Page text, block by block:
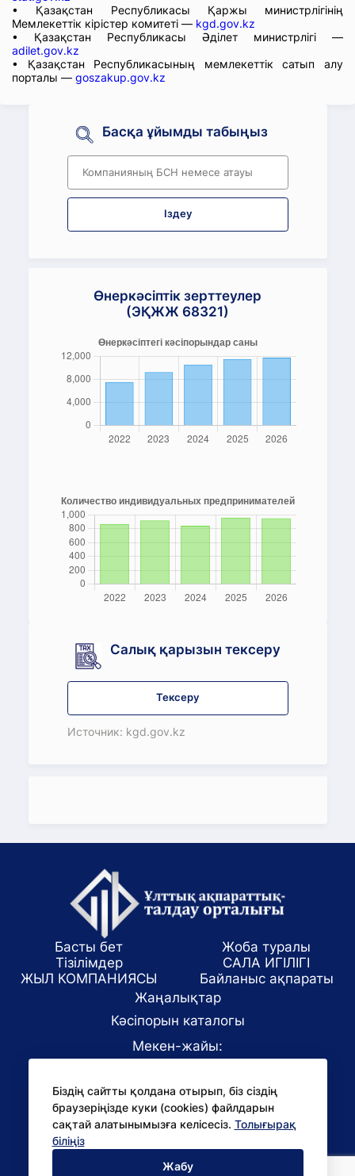
• Қазақстан Республикасы Қаржы министрлігінің
Мемлекеттік кірістер комитеті — kgd.gov.kz
• Қазақстан Республикасы Әділет министрлігі —
adilet.gov.kz
• Қазақстан Республикасының мемлекеттік сатып алу
порталы — goszakup.gov.kz
Басқа ұйымды табыңыз
Іздеу
Өнеркәсіптік зерттеулер
(ЭҚЖЖ 68321)
Салық қарызын тексеру
Тексеру
Источник: kgd.gov.kz
Біздің сайтты қолдана отырып, біз сіздің
браузеріңізде куки (cookies) файлдарын
сақтай алатынымызға келісесіз. Толығырақ
біліңіз
Жабу
Басты бет
Жоба туралы
Тізілімдер
САЛА ИГІЛІГІ
ЖЫЛ КОМПАНИЯСЫ
Байланыс ақпараты
Жаңалықтар
Кәсіпорын каталогы
Мекен-жайы:
E-mail:
office@niac.kz
pr@niac.kz